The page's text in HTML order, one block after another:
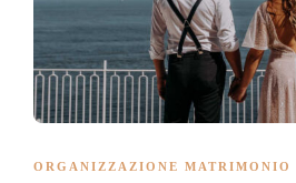
ORGANIZZAZIONE MATRIMONIO